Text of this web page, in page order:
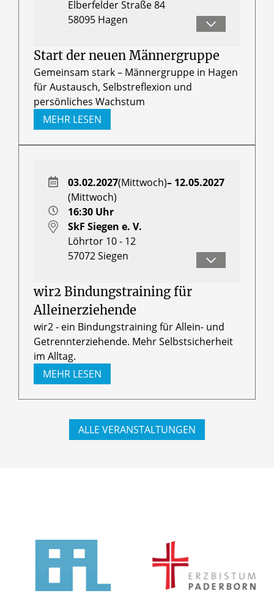
Start der neuen Männergruppe
Gemeinsam stark – Männergruppe in Hagen
für Austausch, Selbstreflexion und
persönliches Wachstum
MEHR LESEN
Elberfelder Straße 84
58095 Hagen
wir2 Bindungstraining für
Alleinerziehende
wir2 - ein Bindungstraining für Allein- und
Getrennterziehende. Mehr Selbstsicherheit
im Alltag.
MEHR LESEN
03.02.2027(Mittwoch)– 12.05.2027
(Mittwoch)
16:30 Uhr
SkF Siegen e. V.
Löhrtor 10 - 12
57072Siegen
Lebensberaterin
ALLE VERANSTALTUNGEN